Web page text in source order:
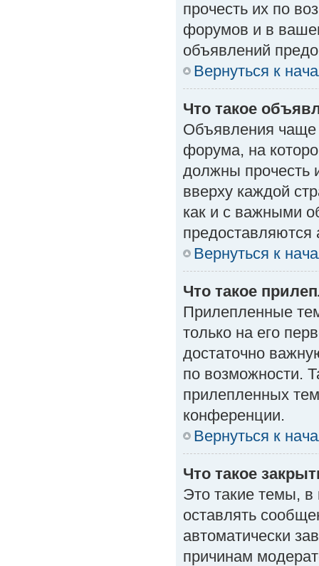
прочесть их по
форумов и в
объявлений
Вернуться к
Что такое
Объявления
форума, на
должны прочесть
вверху каждой
как и с важными
предоставляются
Вернуться к
Что такое
Прилепленные
только на его
достаточно
по возможности.
прилепленных
конференции.
Вернуться к
Что такое
Это такие темы, в
оставлять
автоматически
причинам